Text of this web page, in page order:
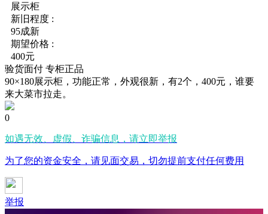
展示柜
新旧程度 :
95成新
期望价格 :
400元
验货面付 专柜正品
90×180展示柜，功能正常，外观很新，有2个，400元，谁要
来大菜市拉走。
0
如遇无效、虚假、诈骗信息，请立即举报
为了您的资金安全，请见面交易，切勿提前支付任何费用
举报